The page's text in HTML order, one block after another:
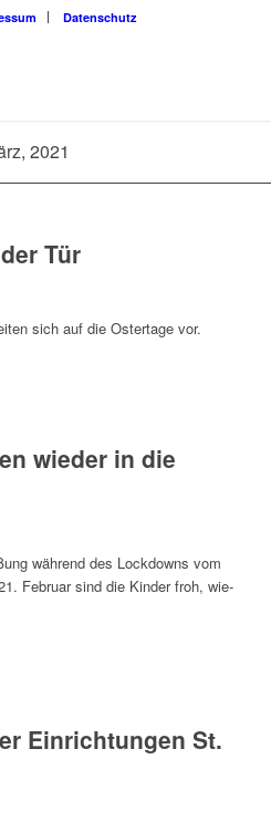
Daten­schutz
2021
Tür
sich auf die Oster­ta­ge vor.
wie­der in die
wäh­rend des Lock­downs vom
Febru­ar sind die Kin­der froh, wie­
Ein­rich­tun­gen St.